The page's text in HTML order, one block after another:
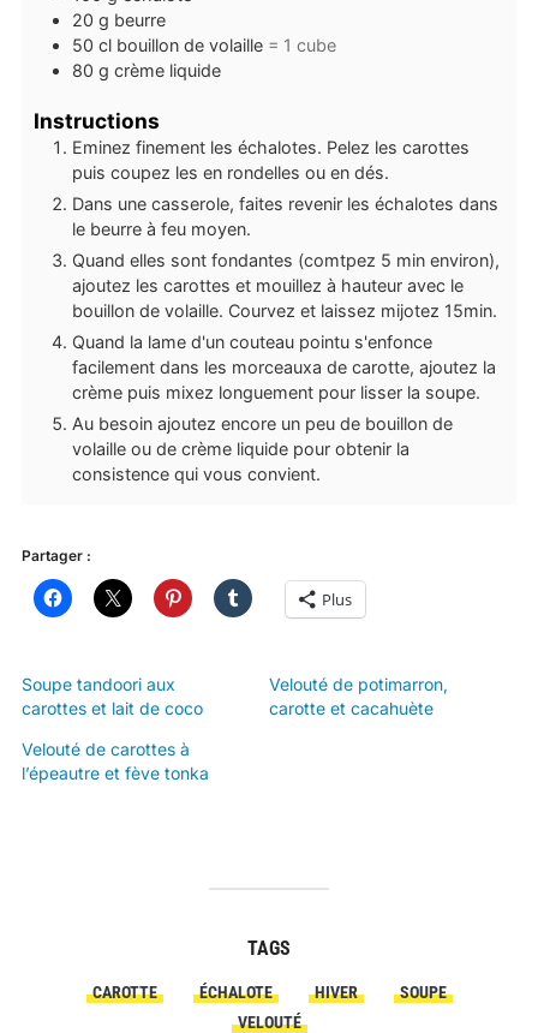
20 g beurre
50 cl bouillon de volaille = 1 cube
80 g crème liquide
Instructions
Eminez finement les échalotes. Pelez les carottes
puis coupez les en rondelles ou en dés.
Dans une casserole, faites revenir les échalotes dans
le beurre à feu moyen.
Quand elles sont fondantes (comtpez 5 min environ),
ajoutez les carottes et mouillez à hauteur avec le
bouillon de volaille. Courvez et laissez mijotez 15min.
Quand la lame d'un couteau pointu s'enfonce
facilement dans les morceauxa de carotte, ajoutez la
crème puis mixez longuement pour lisser la soupe.
Au besoin ajoutez encore un peu de bouillon de
volaille ou de crème liquide pour obtenir la
consistence qui vous convient.
Partager :
Plus
Soupe tandoori aux
carottes et lait de coco
Velouté de potimarron,
carotte et cacahuète
Velouté de carottes à
l’épeautre et fève tonka
TAGS
CAROTTE ÉCHALOTE HIVER
SOUPE
VELOUTÉ